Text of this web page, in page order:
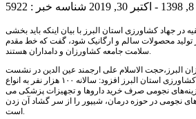
شناسه خبر : 5922
در جهاد کشاورزی استان البرز با بیان اینکه باید بخشی
تولید محصولات سالم و ارگانیک شود، گفت که خط مقدم
سلامت جامعه کشاورزان و دامداران هستند.
البرز،حجت الاسلام علی ارجمند عین الدین در نشست
پدافند غیرعامل بخش کشاورزی استان البرز افزود: سالانه ۱۰۰ هزار نفر به انواع
نجومی صرف خرید داروها و تجهیزات پزشکی می
نجومی در حوزه درمان، شیپور را از سر گشاد آن زدن
است.